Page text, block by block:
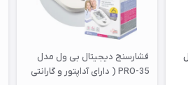
فشارسنج دیجیتال بی ول مدل
PRO-35 ( دارای آداپتور و گارانتی